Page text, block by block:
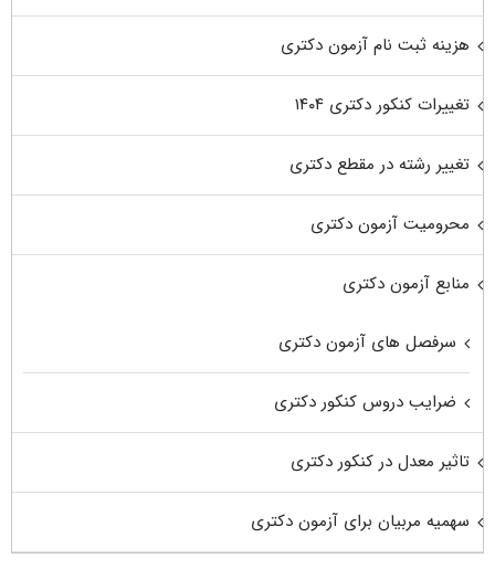
هزینه ثبت نام آزمون دکتری
تغییرات کنکور دکتری ۱۴۰۴
تغییر رشته در مقطع دکتری
محرومیت آزمون دکتری
منابع آزمون دکتری
سرفصل های آزمون دکتری
ضرایب دروس کنکور دکتری
تاثیر معدل در کنکور دکتری
سهمیه مربیان برای آزمون دکتری